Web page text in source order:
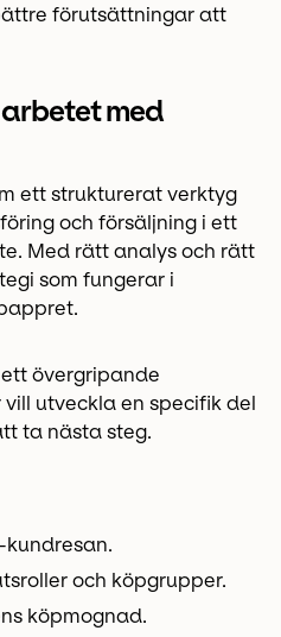
förutsättningar att
med
ett strukturerat verktyg
och försäljning i ett
Med rätt analys och rätt
som fungerar i
övergripande
utveckla en specifik del
ta nästa steg.
kundresan.
och köpgrupper.
köpmognad.